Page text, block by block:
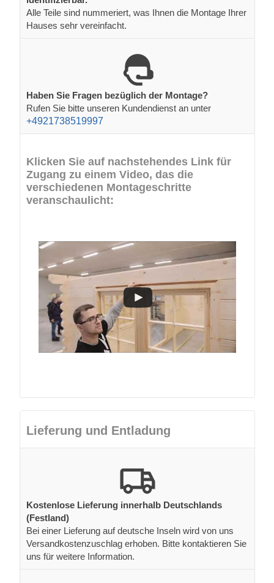
Alle Teile sind nummeriert, was Ihnen die Montage Ihrer
Hauses sehr vereinfacht.
Haben Sie Fragen bezüglich der Montage?
Rufen Sie bitte unseren Kundendienst an unter
+4921738519997
Klicken Sie auf nachstehendes Link für
Zugang zu einem Video, das die
verschiedenen Montageschritte
veranschaulicht:
Lieferung und Entladung
Kostenlose Lieferung innerhalb Deutschlands
(Festland)
Bei einer Lieferung auf deutsche Inseln wird von uns
Versandkostenzuschlag erhoben. Bitte kontaktieren Sie
uns für weitere Information.